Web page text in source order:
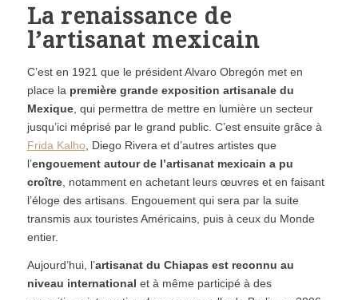
La renaissance de
l’artisanat mexicain
C’est en 1921 que le président Alvaro Obregón met en
place la première grande exposition artisanale du
Mexique, qui permettra de mettre en lumière un secteur
jusqu’ici méprisé par le grand public. C’est ensuite grâce à
Frida Kalho, Diego Rivera et d’autres artistes que
l’engouement autour de l’artisanat mexicain a pu
croître, notamment en achetant leurs œuvres et en faisant
l’éloge des artisans. Engouement qui sera par la suite
transmis aux touristes Américains, puis à ceux du Monde
entier.
Aujourd’hui, l’artisanat du Chiapas est reconnu au
niveau international et à même participé à des